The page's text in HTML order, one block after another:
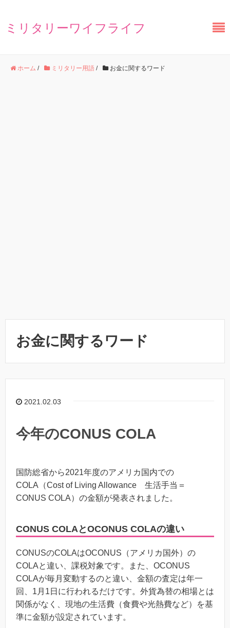
ミリタリーワイフライフ
ホーム / ミリタリー用語 / お金に関するワード
お金に関するワード
2021.02.03
今年のCONUS COLA
国防総省から2021年度のアメリカ国内での
COLA（Cost of Living Allowance 生活手当＝
CONUS COLA）の金額が発表されました。
CONUS COLAとOCONUS COLAの違い
CONUSのCOLAはOCONUS（アメリカ国外）の
COLAと違い、課税対象です。また、OCONUS
COLAが毎月変動するのと違い、金額の査定は年一
回、1月1日に行われるだけです。外貨為替の相場とは
関係がなく、現地の生活費（食費や光熱費など）を基
準に金額が設定されています。